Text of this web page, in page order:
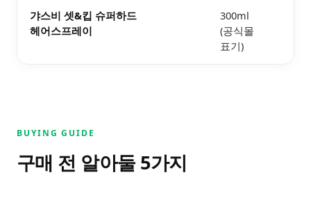
갸스비 셋&킵 슈퍼하드
헤어스프레이
300ml
(공식몰
표기)
BUYING GUIDE
구매 전 알아둘 5가지